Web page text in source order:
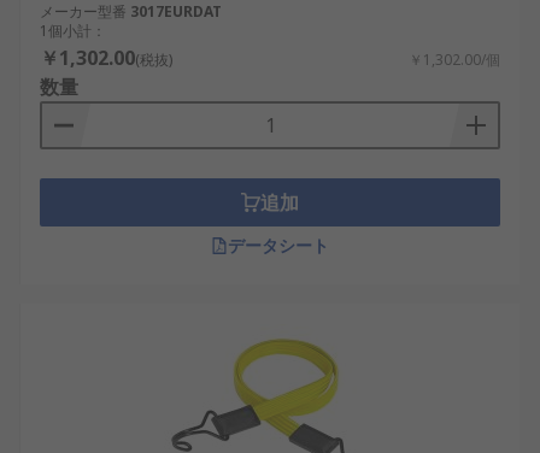
メーカー型番 3017EURDAT
1個小計：
￥1,302.00(税抜) ￥1,302.00/個
数量
追加
データシート